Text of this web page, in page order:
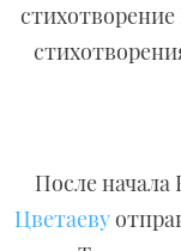
После
Цветаеву